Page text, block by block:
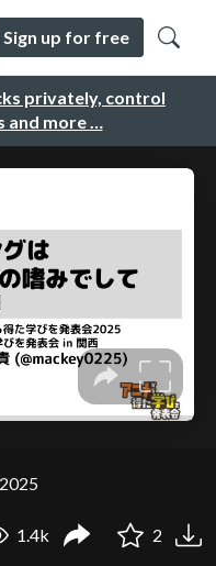
privately, control
and more …
Sign up for free
1.4k 2